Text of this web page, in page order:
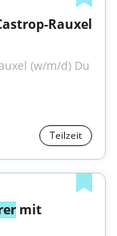
Rauxel
(w/m/d) Du
Teilzeit
mit